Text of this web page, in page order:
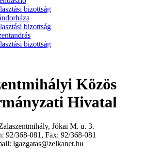
bizottság
bizottság
bizottság
Közös
Hivatal
Jókai M. u. 3.
92/368-081, Fax: 92/368-081
igazgatas@zelkanet.hu